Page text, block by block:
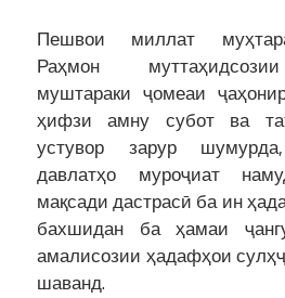
Пешвои миллат
Раҳмон
муштараки ҷомеаи
ҳифзи амну субот ва
устувор зарур
давлатҳо муроҷиат
мақсади дастрасӣ ба ин
бахшидан ба ҳамаи
амалисозии ҳадафҳои
шаванд.